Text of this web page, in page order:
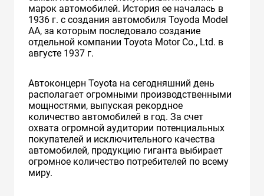
марок автомобилей. История ее началась в
1936 г. с создания автомобиля Toyoda Model
AA, за которым последовало создание
отдельной компании Toyota Motor Co., Ltd. в
августе 1937 г.
Автоконцерн Toyota на сегодняшний день
располагает огромными производственными
мощностями, выпуская рекордное
количество автомобилей в год. За счет
охвата огромной аудитории потенциальных
покупателей и исключительного качества
автомобилей, продукцию гиганта выбирает
огромное количество потребителей по всему
миру.